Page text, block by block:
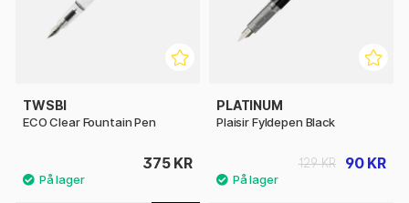
TWSBI
ECO Clear Fountain Pen
375 KR
PLATINUM
Plaisir Fyldepen Black
90 KR
129 KR